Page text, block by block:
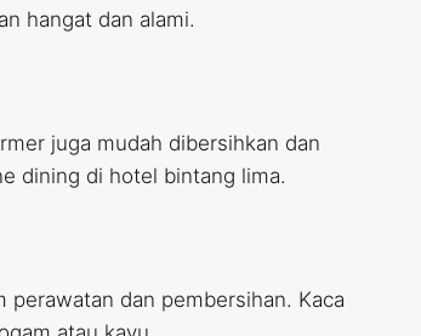
hangat dan alami.
juga mudah dibersihkan dan
dining di hotel bintang lima.
perawatan dan pembersihan. Kaca